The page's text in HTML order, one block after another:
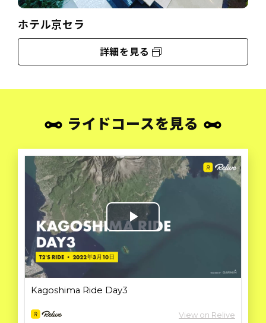
ホテル京セラ
詳細を見る
ライドコースを見る